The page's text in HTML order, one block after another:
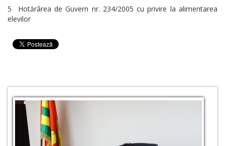
5 Hotărârea de Guvern nr. 234/2005 cu privire la alimentarea
elevilor